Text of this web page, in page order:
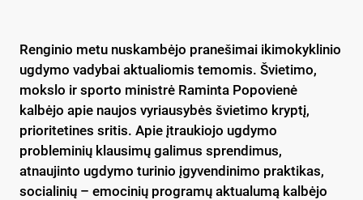
Renginio metu nuskambėjo pranešimai ikimokyklinio
ugdymo vadybai aktualiomis temomis. Švietimo,
mokslo ir sporto ministrė Raminta Popovienė
kalbėjo apie naujos vyriausybės švietimo kryptį,
prioritetines sritis. Apie įtraukiojo ugdymo
probleminių klausimų galimus sprendimus,
atnaujinto ugdymo turinio įgyvendinimo praktikas,
socialinių – emocinių programų aktualumą kalbėjo